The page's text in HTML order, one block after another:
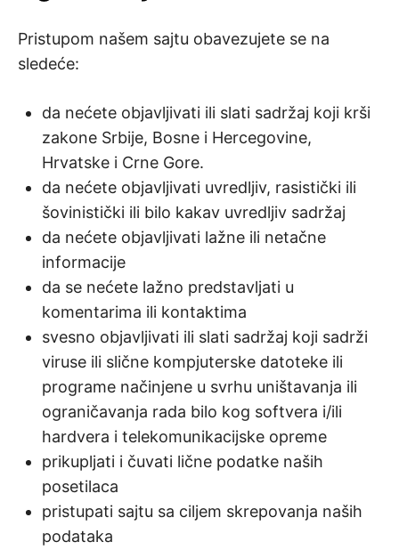
Pristupom našem sajtu obavezujete se na
sledeće:
da nećete objavljivati ili slati sadržaj koji krši
zakone Srbije, Bosne i Hercegovine,
Hrvatske i Crne Gore.
da nećete objavljivati uvredljiv, rasistički ili
šovinistički ili bilo kakav uvredljiv sadržaj
da nećete objavljivati lažne ili netačne
informacije
da se nećete lažno predstavljati u
komentarima ili kontaktima
svesno objavljivati ili slati sadržaj koji sadrži
viruse ili slične kompjuterske datoteke ili
programe načinjene u svrhu uništavanja ili
ograničavanja rada bilo kog softvera i/ili
hardvera i telekomunikacijske opreme
prikupljati i čuvati lične podatke naših
posetilaca
pristupati sajtu sa ciljem skrepovanja naših
podataka